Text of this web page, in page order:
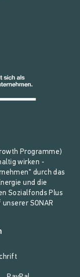
Programme)
wirken -
durch das
und die
Sozialfonds Plus
unserer SONAR